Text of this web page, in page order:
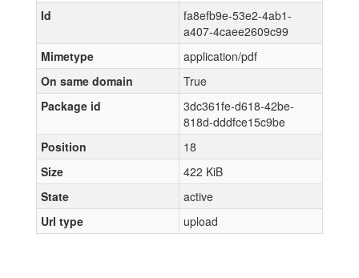
Id
fa8efb9e-53e2-4ab1-
a407-4caee2609c99
Mimetype
application/pdf
On same domain
True
Package id
3dc361fe-d618-42be-
818d-dddfce15c9be
Position
18
Size
422 KiB
State
active
Url type
upload